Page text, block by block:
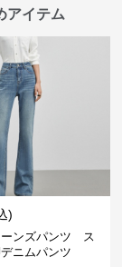
アイテム
)
ーンズパンツ ス
ニムパンツ